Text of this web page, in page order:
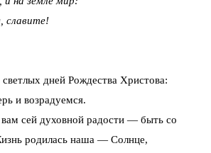
славите!
дней Рождества Христова:
и возрадуемся.
сей духовной радости — быть со
родилась наша — Солнце,